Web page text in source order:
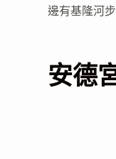
邊有基隆河
安德